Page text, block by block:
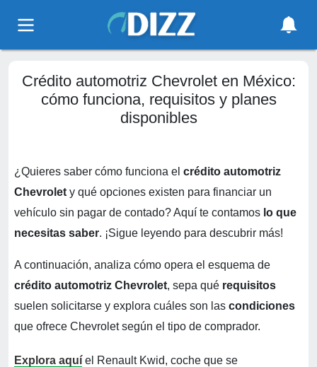
Crédito automotriz Chevrolet en México:
cómo funciona, requisitos y planes
disponibles
¿Quieres saber cómo funciona el crédito automotriz
Chevrolet y qué opciones existen para financiar un
vehículo sin pagar de contado? Aquí te contamos lo que
necesitas saber. ¡Sigue leyendo para descubrir más!
A continuación, analiza cómo opera el esquema de
crédito automotriz Chevrolet, sepa qué requisitos
suelen solicitarse y explora cuáles son las condiciones
que ofrece Chevrolet según el tipo de comprador.
Explora aquí el Renault Kwid, coche que se